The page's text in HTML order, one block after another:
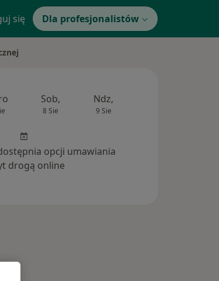
się Dla profesjonalistów
Sob,
8 Sie
Ndz,
9 Sie
opcji umawiania
drogą online